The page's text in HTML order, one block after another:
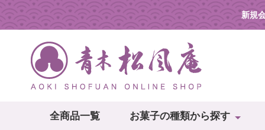
新規
全商品一覧 お菓子の種類から探す